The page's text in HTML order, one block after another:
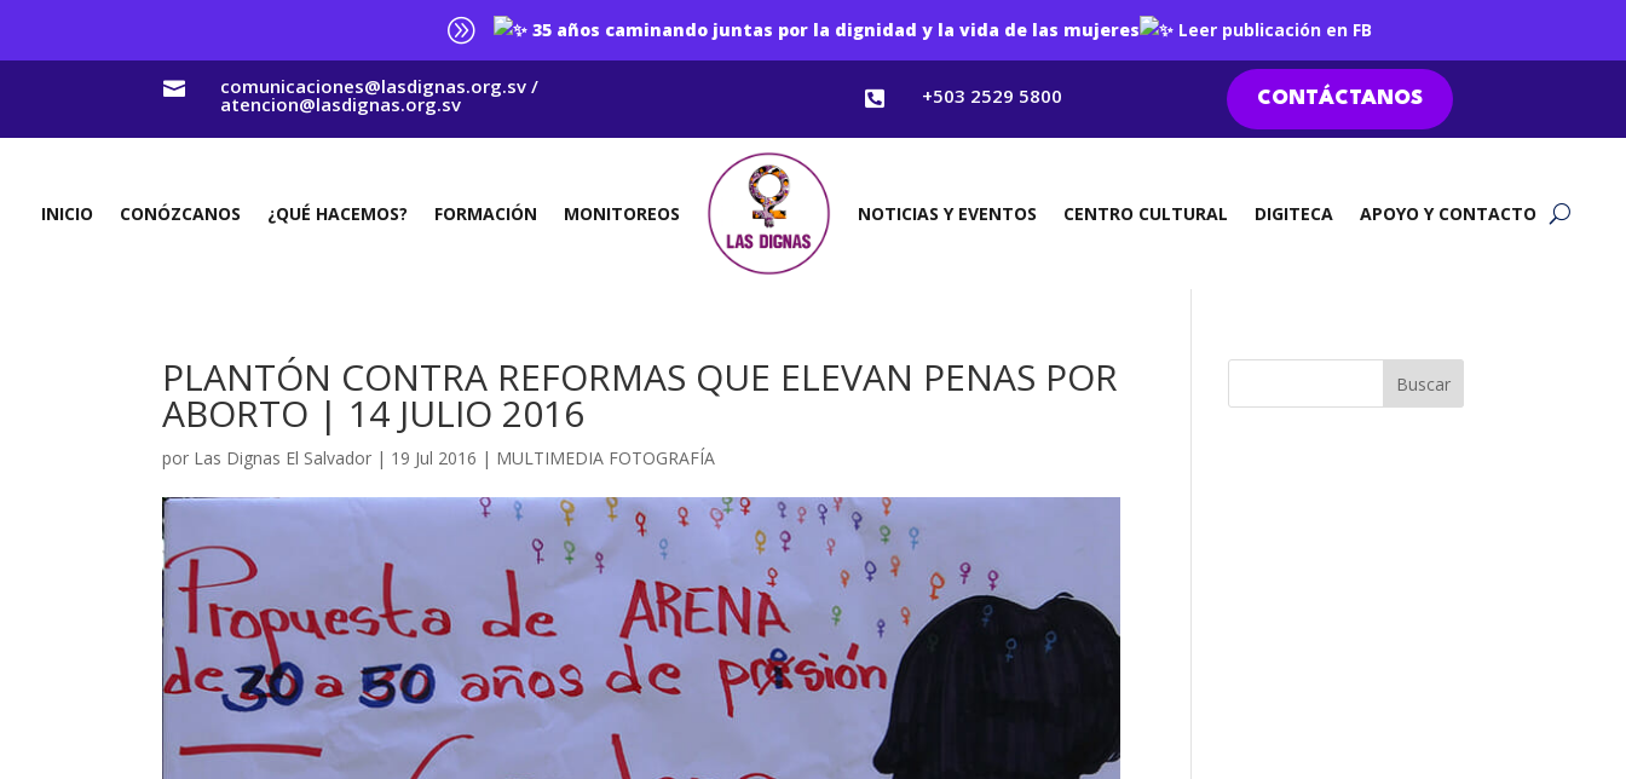
A 35 años caminando juntas por la dignidad y la vida de las mujeres Leer publicación en FB
 comunicaciones@lasdignas.org.sv /
atencion@lasdignas.org.sv  +503 2529 5800 CONTÁCTANOS
INICIO CONÓZCANOS ¿QUÉ HACEMOS? FORMACIÓN MONITOREOS NOTICIAS Y EVENTOS CENTRO CULTURAL DIGITECA APOYO Y CONTACTO
PLANTÓN CONTRA REFORMAS QUE ELEVAN PENAS POR
ABORTO | 14 JULIO 2016
por Las Dignas El Salvador | 19 Jul 2016 | MULTIMEDIA FOTOGRAFÍA